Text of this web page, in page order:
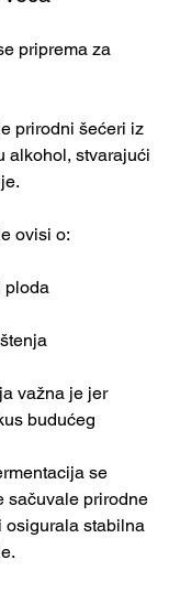
priprema za
prirodni šećeri iz
alkohol, stvarajući
ovisi o:
ploda
važna je jer
budućeg
se
sačuvale prirodne
osigurala stabilna